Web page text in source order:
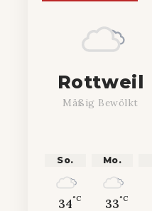
Rottweil
Mäßig Bewölkt
So.
34°C
Mo.
33°C